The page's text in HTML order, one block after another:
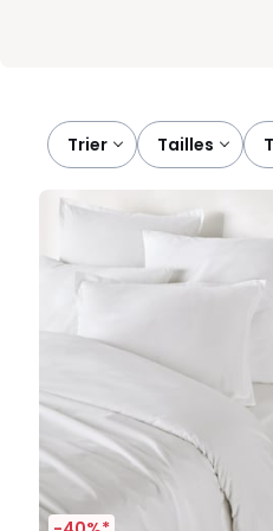
Trier tailles